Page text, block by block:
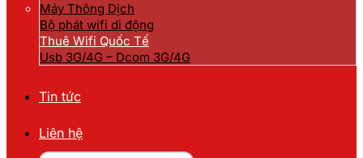
Máy Thông Dịch
Bộ phát wifi di động
Thuê Wifi Quốc Tế
Usb 3G/4G – Dcom 3G/4G
Tin tức
Liên hệ